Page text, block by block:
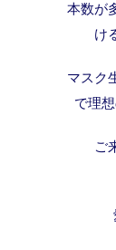
本数が
け
マスク
で理
ご